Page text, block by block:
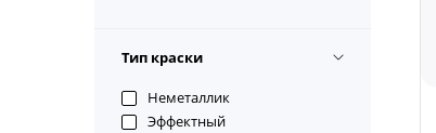
Тип краски
Неметаллик
Эффектный